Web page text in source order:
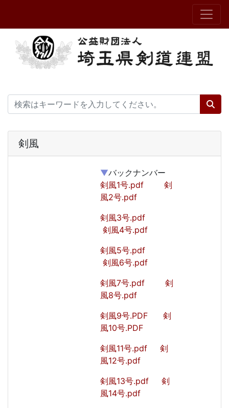
剣風
▼バックナンバー
剣風1号.pdf 剣
風2号.pdf
剣風3号.pdf
剣風4号.pdf
剣風5号.pdf
剣風6号.pdf
剣風7号.pdf 剣
風8号.pdf
剣風9号.PDF 剣
風10号.PDF
剣風11号.pdf 剣
風12号.pdf
剣風13号.pdf 剣
風14号.pdf